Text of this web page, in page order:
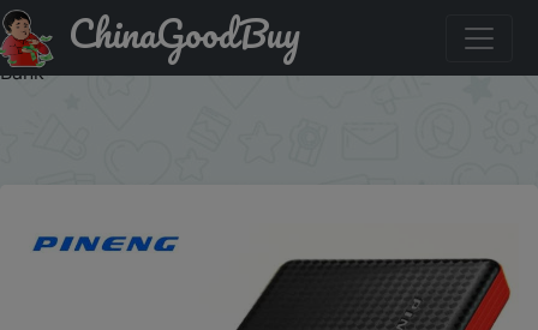
Купити на розпродажі Original PINENG PN - 963
10000mAh Двойной USB-выход Li-Polymer Mobile Power
Bank
ChinaGoodBuy